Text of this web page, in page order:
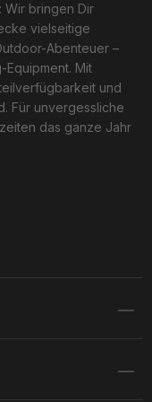
Wir bringen Dir
vielseitige
Abenteuer –
Equipment. Mit
und
Für unvergessliche
das ganze Jahr